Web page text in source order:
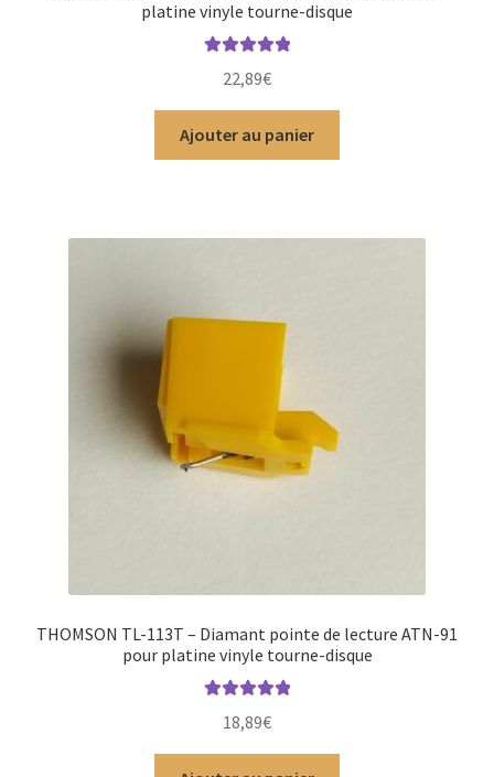
platine vinyle tourne-disque
5
22,89€
Ajouter au panier
THOMSON TL-113T – Diamant pointe de lecture ATN-91
pour platine vinyle tourne-disque
5
18,89€